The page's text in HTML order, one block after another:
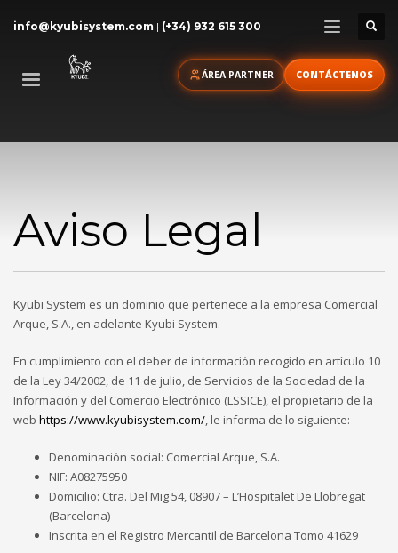
info@kyubisystem.com | (+34) 932 615 300
ÁREA PARTNER CONTÁCTENOS
Aviso Legal
Kyubi System es un dominio que pertenece a la empresa Comercial
Arque, S.A., en adelante Kyubi System.
En cumplimiento con el deber de información recogido en artículo 10
de la Ley 34/2002, de 11 de julio, de Servicios de la Sociedad de la
Información y del Comercio Electrónico (LSSICE), el propietario de la
web https://www.kyubisystem.com/ , le informa de lo siguiente:
Denominación social: Comercial Arque, S.A.
NIF: A08275950
Domicilio: Ctra. Del Mig 54, 08907 – L’Hospitalet De Llobregat
(Barcelona)
Inscrita en el Registro Mercantil de Barcelona Tomo 41629